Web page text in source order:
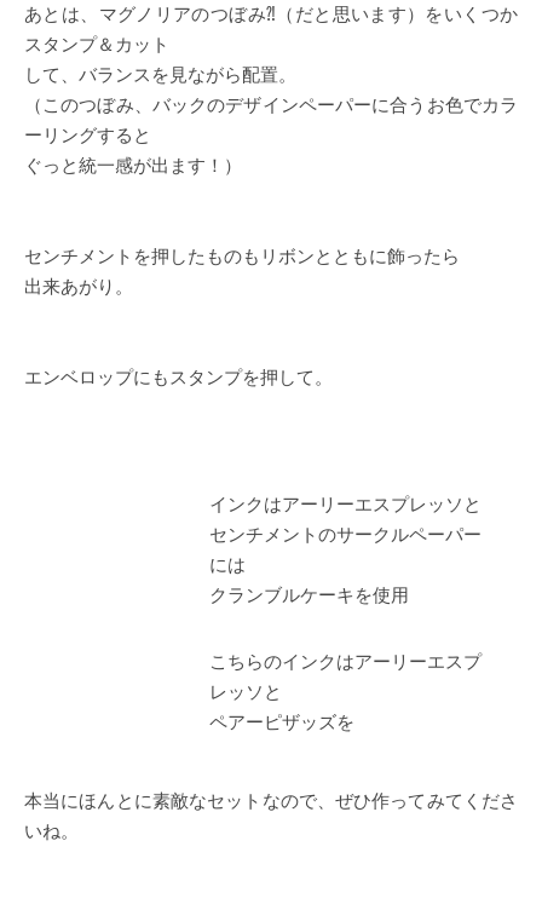
あとは、マグノリアのつぼみ⁈（だと思います）をいくつか
スタンプ＆カット
して、バランスを見ながら配置。
（このつぼみ、バックのデザインペーパーに合うお色でカラ
ーリングすると
ぐっと統一感が出ます！）
センチメントを押したものもリボンとともに飾ったら
出来あがり。
エンベロップにもスタンプを押して。
インクはアーリーエスプレッソと
センチメントのサークルペーパー
には
クランブルケーキを使用
こちらのインクはアーリーエスプ
レッソと
ペアーピザッズを
本当にほんとに素敵なセットなので、ぜひ作ってみてくださ
いね。